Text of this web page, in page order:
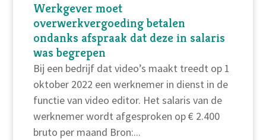
Werkgever moet
overwerkvergoeding betalen
ondanks afspraak dat deze in salaris
was begrepen
Bij een bedrijf dat video’s maakt treedt op 1
oktober 2022 een werknemer in dienst in de
functie van video editor. Het salaris van de
werknemer wordt afgesproken op € 2.400
bruto per maand Bron:...